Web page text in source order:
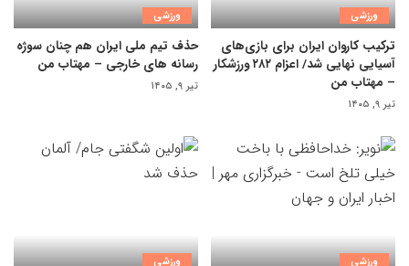
ورزشی
ترکیب کاروان ایران برای بازی‌های
آسیایی نهایی شد/ اعزام ۲۸۲ ورزشکار
– مهتاب من
تیر ۹, ۱۴۰۵
ورزشی
حذف تیم ملی ایران هم چنان سوژه
رسانه های خارجی – مهتاب من
تیر ۹, ۱۴۰۵
ورزشی ورزشی